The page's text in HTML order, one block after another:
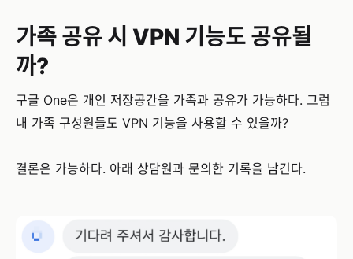
가족 공유 시 VPN 기능도 공유될
까?
구글 One은 개인 저장공간을 가족과 공유가 가능하다. 그럼
내 가족 구성원들도 VPN 기능을 사용할 수 있을까?
결론은 가능하다. 아래 상담원과 문의한 기록을 남긴다.